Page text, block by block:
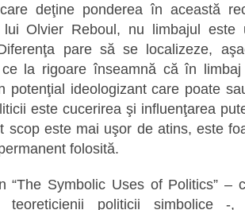
deţine ponderea în această
lui Olvier Reboul, nu limbajul este
pare să se localizeze,
la rigoare înseamnă că în
potenţial ideologizant care poate
este cucerirea şi influenţarea
scop este mai uşor de atins, este
folosită.
“The Symbolic Uses of Politics” –
teoreticienii politicii simbolice -,